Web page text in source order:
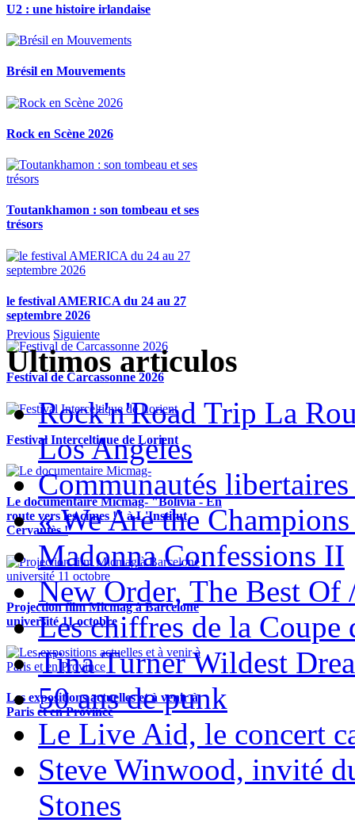
U2 : une histoire irlandaise
Brésil en Mouvements
Rock en Scène 2026
Toutankhamon : son tombeau et ses
trésors
le festival AMERICA du 24 au 27
septembre 2026
Festival de Carcassonne 2026
Festival Interceltique de Lorient
Le documentaire Micmag- "Bolivia - En
route vers les cimes !" à L'Institut
Cervantès !
Projection film Micmag à Barcelone
université 11 octobre
Les expositions actuelles et à venir à
Paris et en Province
Previous Siguiente
Ultimos articulos
Rock'n'Road Trip La
Los Angeles
Communautés libertaires
« We Are the
Madonna Confessions II
New Order, The Best Of
Les chiffres de la Coupe
Tina Turner Wildest
50 ans de punk
Le Live Aid, le concert
Steve Winwood, invité
Stones